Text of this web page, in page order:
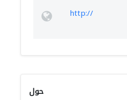
http://
حول